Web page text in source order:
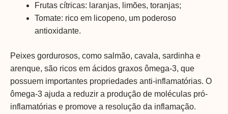
Frutas cítricas: laranjas, limões, toranjas;
Tomate: rico em licopeno, um poderoso
antioxidante.
Peixes gordurosos, como salmão, cavala, sardinha e
arenque, são ricos em ácidos graxos ômega-3, que
possuem importantes propriedades anti-inflamatórias. O
ômega-3 ajuda a reduzir a produção de moléculas pró-
inflamatórias e promove a resolução da inflamação.